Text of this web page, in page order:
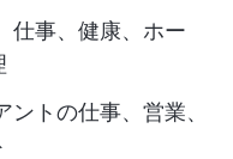
仕事、健康、ホー
ントの仕事、営業、